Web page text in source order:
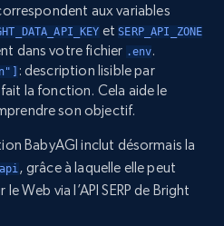
aux variables
etSERP_API_ZONE
dans votre fichier .env.
: description lisible par
la fonction. Cela aide le
son objectif.
BabyAGI inclut désormais la
, grâce à laquelle elle peut
Web via l’API SERP de Bright